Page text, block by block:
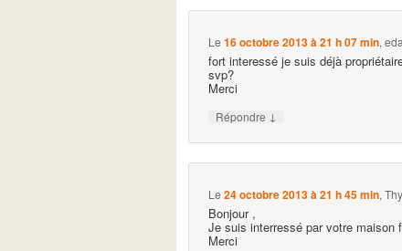
Le16 octobre 2013 à 21 h 07 min,eda
fort interessé je suis déjà
svp?
Merci
Répondre ↓
Le24 octobre 2013 à 21 h 45 min,
Bonjour ,
Je suis interressé par votre maison
Merci